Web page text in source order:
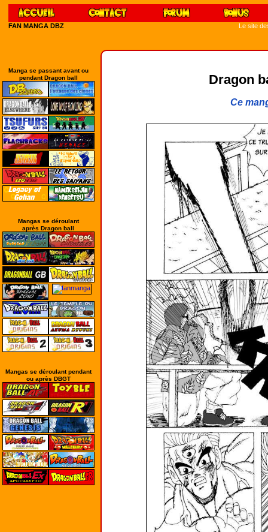
FAN MANGA DBZ Le site
Manga se passant avant ou
pendant Dragon ball
Mangas se déroulant
après Dragon ball
Mangas se déroulant pendant
ou après DBGT
Dragon
Ce